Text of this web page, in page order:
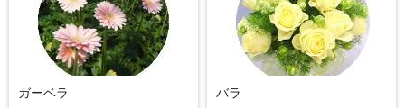
ガーベラ バラ